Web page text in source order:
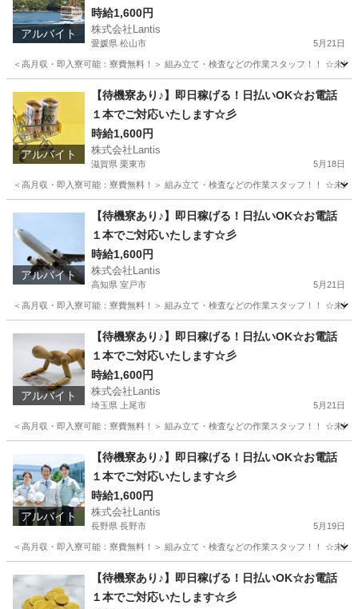
アルバイト
時給1,600円
株式会社Lantis
愛媛県 松山市 5月21日
＜高月収・即入寮可能：寮費無料！＞ 組み立て・検査などの作業スタッフ！！
工場 時給
アルバイト
【待機寮あり♪】即日稼げる！日払いOK☆お電話
１本でご対応いたします☆彡
時給1,600円
株式会社Lantis
滋賀県 栗東市 5月18日
＜高月収・即入寮可能：寮費無料！＞ 組み立て・検査などの作業スタッフ！！
工場 時給
アルバイト
【待機寮あり♪】即日稼げる！日払いOK☆お電話
１本でご対応いたします☆彡
時給1,600円
株式会社Lantis
高知県 室戸市 5月21日
＜高月収・即入寮可能：寮費無料！＞ 組み立て・検査などの作業スタッフ！！
工場 時給
アルバイト
【待機寮あり♪】即日稼げる！日払いOK☆お電話
１本でご対応いたします☆彡
時給1,600円
株式会社Lantis
埼玉県 上尾市 5月21日
＜高月収・即入寮可能：寮費無料！＞ 組み立て・検査などの作業スタッフ！！
工場 時給
アルバイト
【待機寮あり♪】即日稼げる！日払いOK☆お電話
１本でご対応いたします☆彡
時給1,600円
株式会社Lantis
長野県 長野市 5月19日
＜高月収・即入寮可能：寮費無料！＞ 組み立て・検査などの作業スタッフ！！
工場 時給
【待機寮あり♪】即日稼げる！日払いOK☆お電話
１本でご対応いたします☆彡